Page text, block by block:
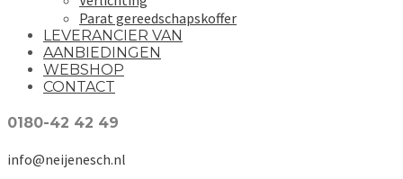
Parat gereedschapskoffer
LEVERANCIER VAN
AANBIEDINGEN
WEBSHOP
CONTACT
0180-42 42 49
info@neijenesch.nl